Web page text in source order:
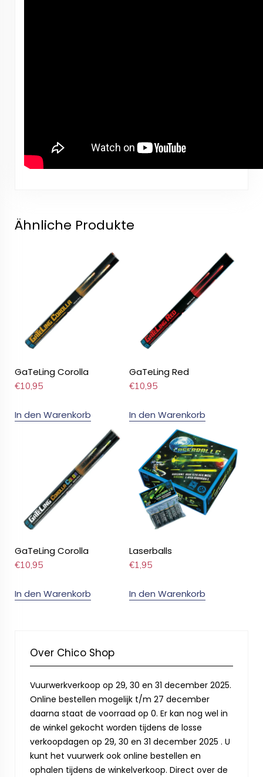
Ähnliche Produkte
GaTeLing Corolla
€10,95
In den Warenkorb
GaTeLing Red
€10,95
In den Warenkorb
GaTeLing Corolla
€10,95
In den Warenkorb
Laserballs
€1,95
In den Warenkorb
Over Chico Shop
Vuurwerkverkoop op 29, 30 en 31 december 2025.
Online bestellen mogelijk t/m 27 december
daarna staat de voorraad op 0. Er kan nog wel in
de winkel gekocht worden tijdens de losse
verkoopdagen op 29, 30 en 31 december 2025 . U
kunt het vuurwerk ook online bestellen en
ophalen tijdens de winkelverkoop. Direct over de